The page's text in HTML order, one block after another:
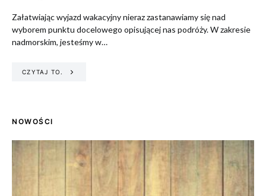
Załatwiając wyjazd wakacyjny nieraz zastanawiamy się nad
wyborem punktu docelowego opisującej nas podróży. W zakresie
nadmorskim, jesteśmy w…
CZYTAJ TO.
NOWOŚCI